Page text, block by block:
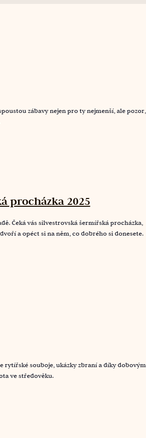
zábavy nejen pro ty nejmenší, ale pozor,
procházka 2025
Čeká vás silvestrovská šermířská procházka,
a opéct si na něm, co dobrého si donesete.
rytířské souboje, ukázky zbraní a díky dobovým
ve středověku.